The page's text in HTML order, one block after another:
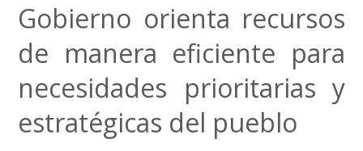
Gobierno orienta recursos
de manera eficiente para
necesidades prioritarias y
estratégicas del pueblo